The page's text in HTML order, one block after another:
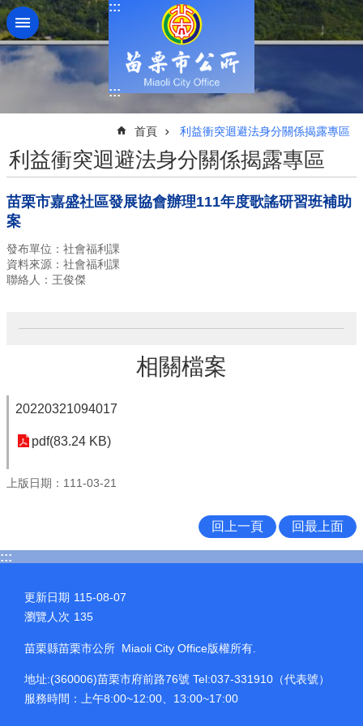
跳到主要內容區塊
:::
:::
首頁 利益衝突迴避法身分關係揭露專區
利益衝突迴避法身分關係揭露專區
苗栗市嘉盛社區發展協會辦理111年度歌謠研習班補助
案
發布單位：社會福利課
資料來源：社會福利課
聯絡人：王俊傑
相關檔案
20220321094017
pdf(83.24 KB)
上版日期：111-03-21
回上一頁 回最上面
:::
更新日期 115-08-07
瀏覽人次 135
苗栗縣苗栗市公所 Miaoli City Office版權所有.
地址:(360006)苗栗市府前路76號 Tel:037-331910（代表號）
服務時間：上午8:00~12:00、13:00~17:00